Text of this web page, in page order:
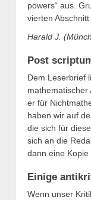
powers“ aus.
vierten
Harald J.
Post
Dem Leserbrief
mathematischer
er für
haben wir auf
die sich für
sich an die
dann eine Kopie
Einige
Wenn unser